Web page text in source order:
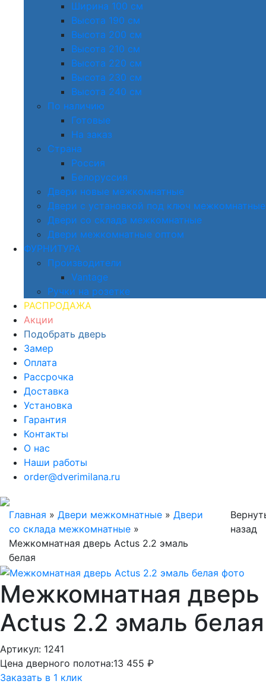
Ширина 100 см
Высота 190 см
Высота 200 см
Высота 210 см
Высота 220 см
Высота 230 см
Высота 240 см
По наличию
Готовые
На заказ
Страна
Россия
Белоруссия
Двери новые межкомнатные
Двери с установкой под ключ межкомнатные
Двери со склада межкомнатные
Двери межкомнатные оптом
ФУРНИТУРА
Производители
Vantage
Ручки на розетке
РАСПРОДАЖА
Акции
Подобрать дверь
Замер
Оплата
Рассрочка
Доставка
Установка
Гарантия
Контакты
О нас
Наши работы
order@dverimilana.ru
Главная » Двери межкомнатные » Двери
со склада межкомнатные »
Межкомнатная дверь Actus 2.2 эмаль
белая
назад
Межкомнатная дверь
Actus 2.2 эмаль белая
Артикул: 1241
Цена дверного полотна:13 455 ₽
Заказать в 1 клик